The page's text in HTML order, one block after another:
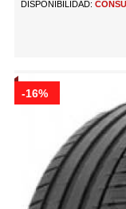
DISPONIBILIDAD:
-16%